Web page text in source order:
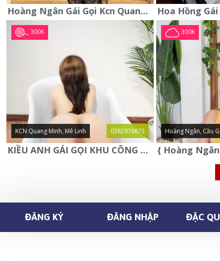
Hoàng Ngân Gái Gọi Kcn Quang Minh - Mê Linh . Hàng Vip Lần Đầu
300K
KCN Quang Minh, Mê Linh 0382976875
KIỀU ANH GÁI GỌI KHU CÔNG NGHIỆP QUANG MINH - MÊ LINH
300K
Hoàng Ngân, Cầu
ĐĂNG KÝ ĐĂNG NHẬP ĐẶC